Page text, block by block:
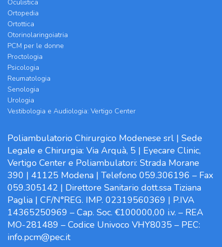
Oculistica
Ortopedia
Ortottica
Otorinolaringoiatria
PCM per le donne
Proctologia
Psicologia
Reumatologia
Senologia
Urologia
Vestibologia e Audiologia: Vertigo Center
Poliambulatorio Chirurgico Modenese srl | Sede
Legale e Chirurgia: Via Arquà, 5 | Eyecare Clinic,
Vertigo Center e Poliambulatori: Strada Morane
390 | 41125 Modena | Telefono 059.306196 – Fax
059.305142 | Direttore Sanitario dott.ssa Tiziana
Paglia | CF/N°REG. IMP. 02319560369 | P.IVA
14365250969 – Cap. Soc. €100000,00 i.v. – REA
MO-281489 – Codice Univoco VHY8035 – PEC:
info.pcm@pec.it